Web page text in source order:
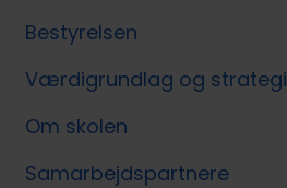
Bestyrelsen
Værdigrundlag og strategi
Om skolen
Samarbejdspartnere